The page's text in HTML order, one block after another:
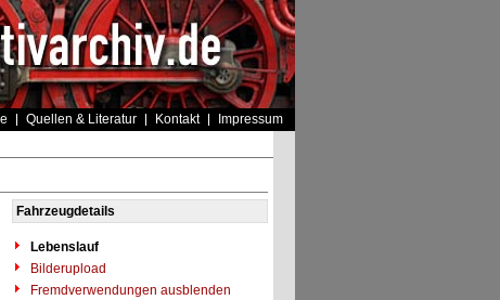
Quellen & Literatur Kontakt Impressum
Fahrzeugdetails
Lebenslauf
Bilderupload
Fremdverwendungen ausblenden